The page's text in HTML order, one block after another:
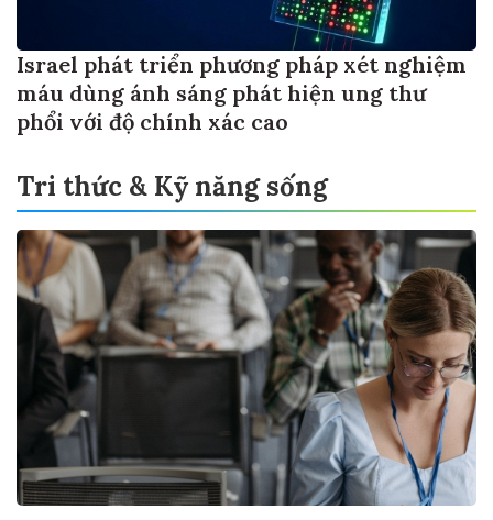
Israel phát triển phương pháp xét nghiệm
máu dùng ánh sáng phát hiện ung thư
phổi với độ chính xác cao
Tri thức & Kỹ năng sống